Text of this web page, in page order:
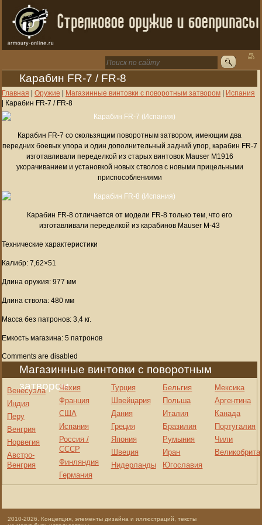
Карабин FR-7 / FR-8
Главная | Оружие | Магазинные винтовки с поворотным затвором | Испания
| Карабин FR-7 / FR-8
Карабин FR-7 со скользящим поворотным затвором, имеющим два
передних боевых упора и один дополнительный задний упор, карабин FR-7
изготавливали переделкой из старых винтовок Mauser M1916
укорачиванием и установкой новых стволов с новыми прицельными
приспособлениями
Карабин FR-8 отличается от модели FR-8 только тем, что его
изготавливали переделкой из карабинов Mauser M-43
Технические характеристики
Калибр: 7,62×51
Длина оружия: 977 мм
Длина ствола: 480 мм
Масса без патронов: 3,4 кг.
Емкость магазина: 5 патронов
Comments are disabled
Магазинные винтовки с поворотным
затвором
Венесуэла
Индия
Перу
Венгрия
Норвегия
Австро-
Венгрия
Чехия
Франция
США
Испания
Россия /
СССР
Финляндия
Германия
Турция
Швейцария
Дания
Греция
Япония
Швеция
Нидерланды
Бельгия
Польша
Италия
Бразилия
Румыния
Иран
Югославия
Мексика
Аргентина
Канада
Португалия
Чили
2010-2026. Концепция, элементы дизайна и иллюстраций, тексты